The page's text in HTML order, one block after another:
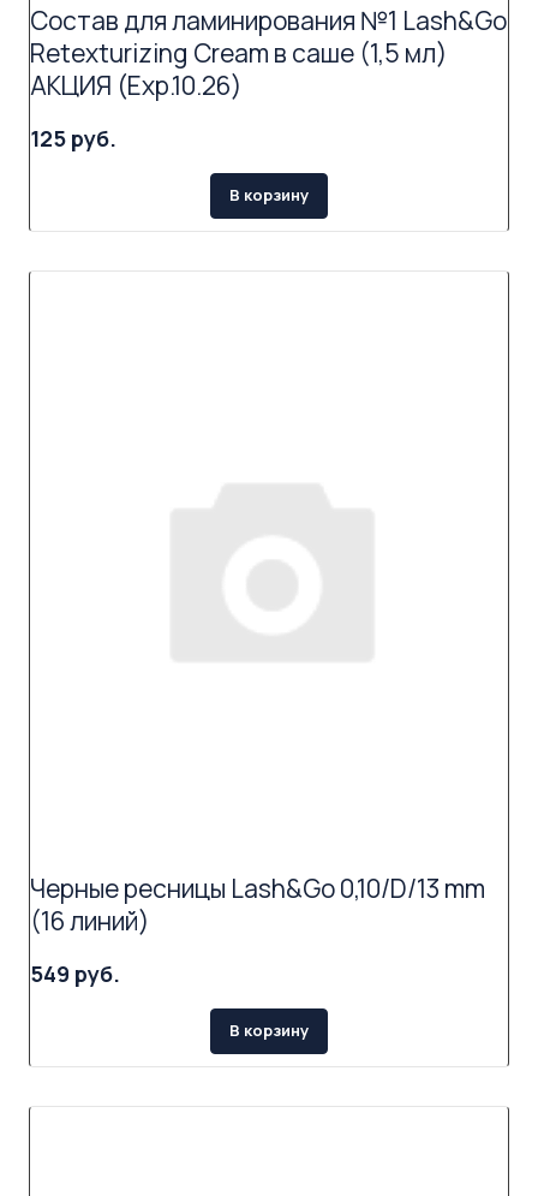
Состав для ламинирования №1 Lash&Go
Retexturizing Cream в саше (1,5 мл)
АКЦИЯ (Exp.10.26)
125 руб.
В корзину
Черные ресницы Lash&Go 0,10/D/13 mm
(16 линий)
549 руб.
В корзину